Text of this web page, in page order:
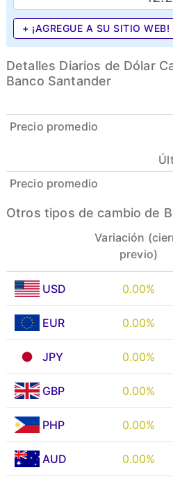
+ ¡AGREGUE A SU SITIO WEB!
Detalles Diarios de Dólar
Banco Santander
Precio promedio
Precio promedio
Otros tipos de cambio de
Variación
previo)
USD 0.00%
EUR 0.00%
JPY 0.00%
GBP 0.00%
PHP 0.00%
AUD 0.00%